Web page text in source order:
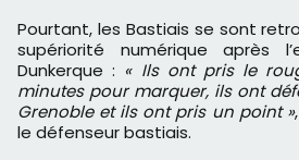
Pourtant, les Bastiais se sont
supériorité numérique après
Dunkerque : « Ils ont pris le
minutes pour marquer, ils ont
Grenoble et ils ont pris un point »
le défenseur bastiais.